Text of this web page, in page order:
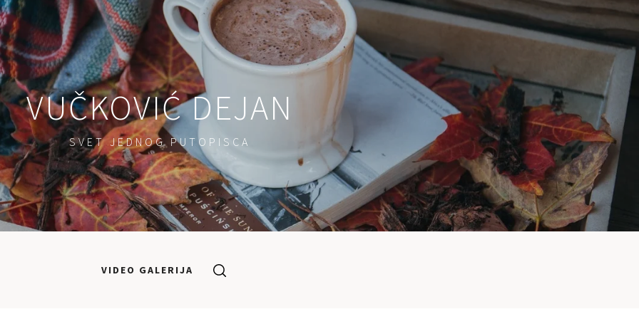
VUČKOVIĆ DEJAN
SVET JEDNOG PUTOPISCA
VIDEO GALERIJA